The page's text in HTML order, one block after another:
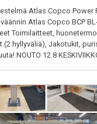
Atlas Copco Power
Atlas Copco BCP
Toimilaitteet,
(2 hyllyväliä), Jakotukit,
NOUTO 12.8